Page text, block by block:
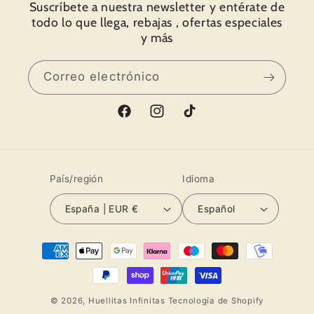
los detalles y todo el amor
su trabajo. Os muestro fotos.
por todo y hasta pronto.
Suscríbete a nuestra newsletter y entérate de
todo lo que llega, rebajas , ofertas especiales
y más
Correo electrónico
FacebookInstagramTikTok
País/región
España | EUR €
Idioma
Español
Formas
© 2026, Huellitas Infinitas Tecnología de Shopify